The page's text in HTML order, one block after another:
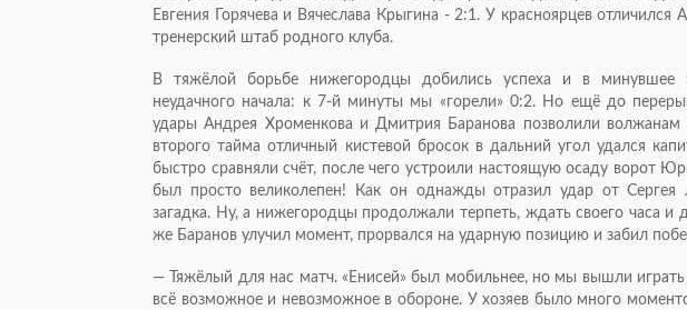
Евгения Горячева и Вячеслава Крыгина - 2:1. У красноярцев
тренерский штаб родного клуба.
В тяжёлой борьбе нижегородцы добились успеха и в минувшее
неудачного начала: к 7-й минуты мы «горели» 0:2. Но ещё до
удары Андрея Хроменкова и Дмитрия Баранова позволили волжанам
второго тайма отличный кистевой бросок в дальний угол удался
быстро сравняли счёт, после чего устроили настоящую осаду ворот
был просто великолепен! Как он однажды отразил удар от
загадка. Ну, а нижегородцы продолжали терпеть, ждать своего часа
же Баранов улучил момент, прорвался на ударную позицию и забил
— Тяжёлый для нас матч. «Енисей» был мобильнее, но мы вышли
всё возможное и невозможное в обороне. У хозяев было много